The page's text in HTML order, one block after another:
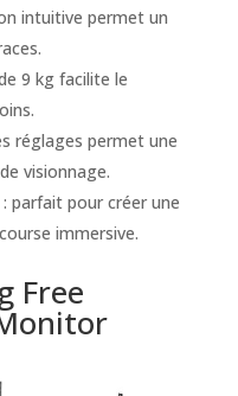
intuitive permet un
9 kg facilite le
réglages permet une
visionnage.
parfait pour créer une
immersive.
Free